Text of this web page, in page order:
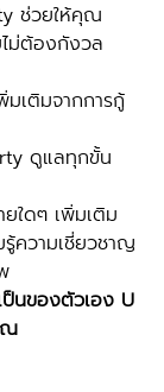
ช่วยให้คุณ
ม่ต้องกังวล
มเติมจากการกู้
ดูแลทุกขั้น
ใดๆ เพิ่มเติม
รู้ความเชี่ยวชาญ
นของตัวเอง U
ณ